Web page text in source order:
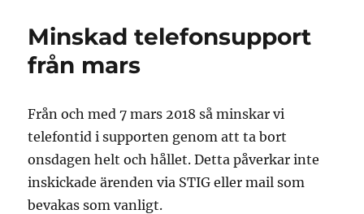
Minskad telefonsupport
från mars
Från och med 7 mars 2018 så minskar vi
telefontid i supporten genom att ta bort
onsdagen helt och hållet. Detta påverkar inte
inskickade ärenden via STIG eller mail som
bevakas som vanligt.